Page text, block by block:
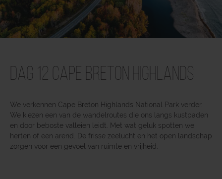
Dag 12 Cape Breton Highlands
We verkennen Cape Breton Highlands National Park verder.
We kiezen een van de wandelroutes die ons langs kustpaden
en door beboste valleien leidt. Met wat geluk spotten we
herten of een arend. De frisse zeelucht en het open landschap
zorgen voor een gevoel van ruimte en vrijheid.